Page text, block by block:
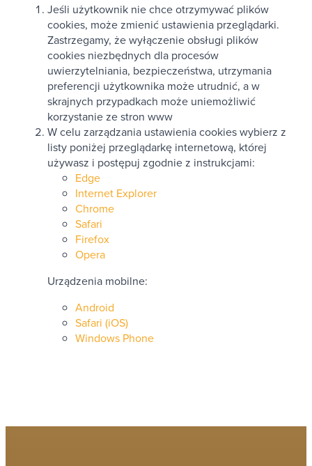
Jeśli użytkownik nie chce otrzymywać plików
cookies, może zmienić ustawienia przeglądarki.
Zastrzegamy, że wyłączenie obsługi plików
cookies niezbędnych dla procesów
uwierzytelniania, bezpieczeństwa, utrzymania
preferencji użytkownika może utrudnić, a w
skrajnych przypadkach może uniemożliwić
korzystanie ze stron www
W celu zarządzania ustawienia cookies wybierz z
listy poniżej przeglądarkę internetową, której
używasz i postępuj zgodnie z instrukcjami:
Edge
Internet Explorer
Chrome
Safari
Firefox
Opera
Urządzenia mobilne:
Android
Safari (iOS)
Windows Phone